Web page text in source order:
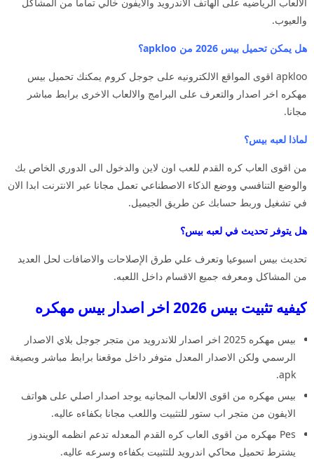
والعيوب.
هل يمكن تحميل بيس 2026 من apkloo؟
apkloo اقوى المواقع الالكترونيه على جوجل كروم يمكنك تحميل بيس
مهكره اخر اصدار والتعرف على البرامج والالعاب الاخرى برابط مباشر
مجانا.
لماذا لعبه بيس؟
من اقوى العاب كره القدم للعب اون لاين والدخول الى الدوري الخاص بك
والوضع التنافسي ووضع الذكاء الاصطناعي تعمل مجانا عبر الانترنت ابدا الان
في تشغيل وربط حسابك عن طريق الجيميل.
هل يتوفر تحديث في لعبه بيس؟
تحديث بيس اسبوعيا وتعرف علي طرق الإصلاحات والاضافات لحل العديد
من المشاكل ومعرفه جميع الاقسام داخل اللعبه.
كيفيه تثبيت بيس 2026 اخر اصدار بيس مهكره
بيس مهكره 2025 اخر اصدار للاندرويد من متجر جوجل بلاي الاصدار
الرسمي ولكن الاصدار المعدل متوفر داخل موقعنا برابط مباشر وبصيغة
apk.
بيس مهكره من اقوى الالعاب المجانيه يوجد اصدار اصلي على هواتف
الايفون من متجر اب ستور للتثبيت واللعب مجانا بكفاءه عاليه.
Pes مهكره من اقوى العاب كره القدم المعدله تدعم انظمه الويندوز
يشترط تحميل محاكي اندرويد للتثبيت بكفاءه وسرعه عاليه.